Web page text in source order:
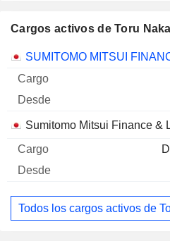
Cargos activos de Toru
Empresas Cargo Inicio
SUMITOMO MITSUI
Sumitomo Mitsui Finance &
Todos los cargos activos de